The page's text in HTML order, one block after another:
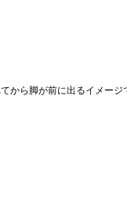
から脚が前に出るイメージ